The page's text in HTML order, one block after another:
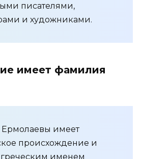
писателями,
и художниками.
имеет фамилия
имеет
происхождение и
греческим именем